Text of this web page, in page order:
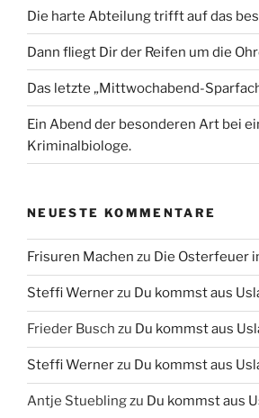
Die harte Abteilung trifft auf das
Dann fliegt Dir der Reifen um die
Das letzte „Mittwochabend-
Ein Abend der besonderen Art bei
Kriminalbiologe.
NEUESTE KOMMENTARE
Frisuren Machen zu Die Osterfeuer
Steffi Wernerzu Du kommst aus
Frieder Busch zu Du kommst aus
Steffi Wernerzu Du kommst aus
Antje Stueblingzu Du kommst aus